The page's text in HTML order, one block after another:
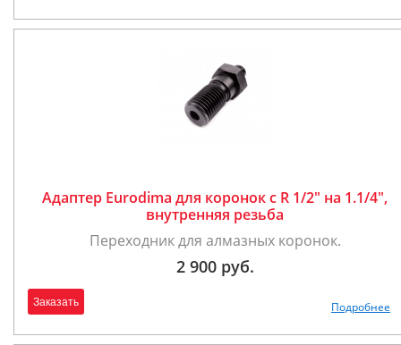
Адаптер Eurodima для коронок с R 1/2" на 1.1/4",
внутренняя резьба
Переходник для алмазных коронок.
2 900 руб.
Заказать Подробнее